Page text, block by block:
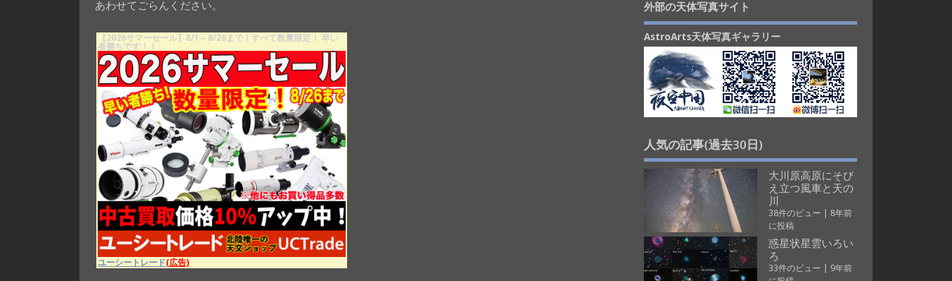
あわせてごらんください。
【2026サマーセール】8/1～8/26まで！すべて数量限定！ 早い
者勝ちです！！
ユーシートレード(広告)
外部の天体写真サイト
AstroArts天体写真ギャラリー
人気の記事(過去30日)
大川原高原にそび
え立つ風車と天の
川
38件のビュー | 8年前
に投稿
惑星状星雲いろい
ろ
33件のビュー | 9年前